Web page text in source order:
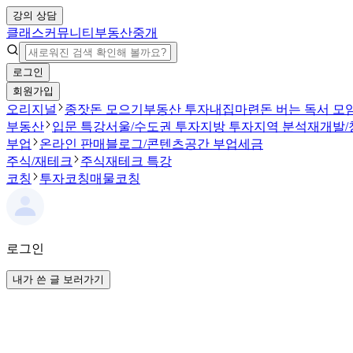
강의 상담
클래스커뮤니티 부동산중개
로그인
회원가입
오리지널 종잣돈 모으기 부동산 투자내집마련 돈 버는 독서 모
부동산
입문 특강서울/수도권 투자지방 투자지역 분석재개발/
부업
온라인 판매 블로그/콘텐츠공간 부업세금
주식/재테크
주식재테크 특강
코칭
투자코칭매물코칭
로그인
내가 쓴 글 보러가기